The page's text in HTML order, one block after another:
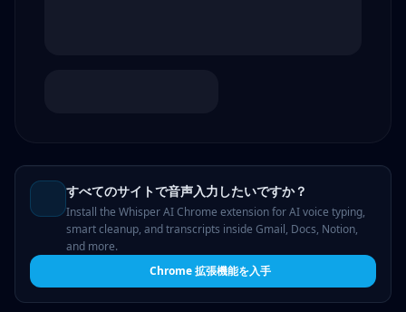
すべてのサイトで音声入力したいですか？
Install the Whisper AI Chrome extension for AI voice typing,
smart cleanup, and transcripts inside Gmail, Docs, Notion,
and more.
Chrome 拡張機能を入手